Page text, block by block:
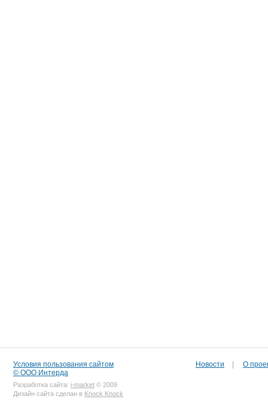
Условия пользования сайтом
© ООО Интерда
Разработка сайта: i-market © 2009
Дизайн сайта сделан в Knock Knock
Новости О